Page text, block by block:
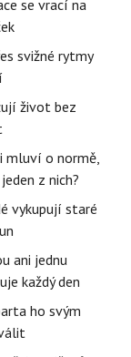
se vrací na
svižné rytmy
život bez
mluví o normě,
z nich?
vykupují staré
ani jednu
každý den
ho svým